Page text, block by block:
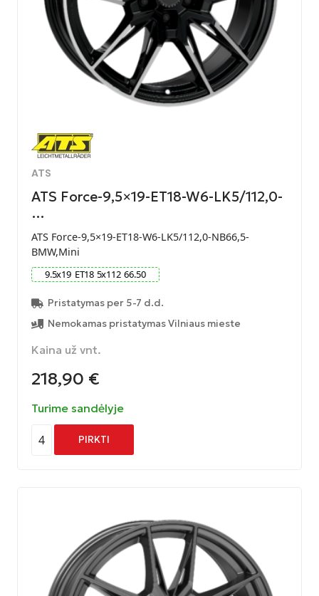
ATS
ATS Force-9,5×19-ET18-W6-LK5/112,0-
…
ATS Force-9,5×19-ET18-W6-LK5/112,0-NB66,5-
BMW,Mini
9.5x19 ET18 5x112 66.50
Pristatymas per 5-7 d.d.
Nemokamas pristatymas Vilniaus mieste
Kaina už vnt.
218,90 €
Turime sandėlyje
4 PIRKTI